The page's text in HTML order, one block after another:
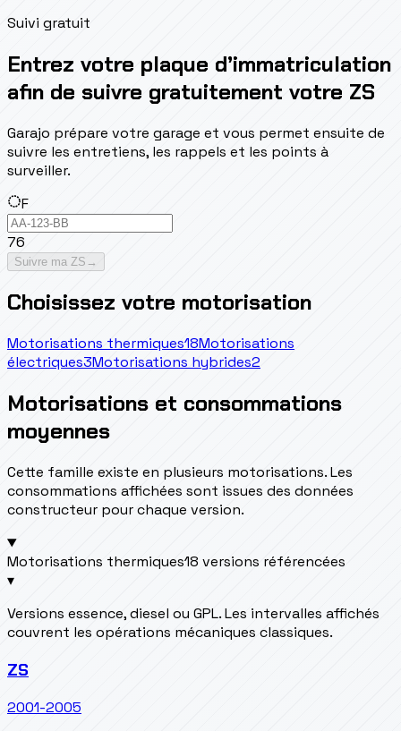
Suivi gratuit
Entrez votre plaque d’immatriculation
afin de suivre gratuitement votre ZS
Garajo prépare votre garage et vous permet ensuite de
suivre les entretiens, les rappels et les points à
surveiller.
F
76
Suivre ma ZS →
Choisissez votre motorisation
Motorisations thermiques18Motorisations
électriques3Motorisations hybrides2
Motorisations et consommations
moyennes
Cette famille existe en plusieurs motorisations. Les
consommations affichées sont issues des données
constructeur pour chaque version.
Motorisations thermiques18 versions référencées
▾
Versions essence, diesel ou GPL. Les intervalles affichés
couvrent les opérations mécaniques classiques.
ZS
2001-2005